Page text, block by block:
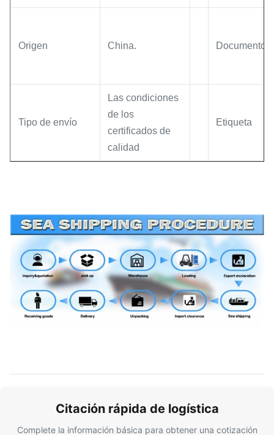
Origen China. Documento
Tipo de envío
Las condiciones
de los
certificados de
calidad
Etiqueta
Citación rápida de logística
Complete la información básica para obtener una cotización